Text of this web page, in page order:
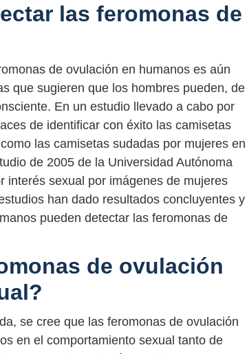
las feromonas de
de ovulación en humanos es aún
que sugieren que los hombres pueden, de
En un estudio llevado a cabo por
de identificar con éxito las camisetas
las camisetas sudadas por mujeres en
de 2005 de la Universidad Autónoma
interés sexual por imágenes de mujeres
han dado resultados concluyentes y
pueden detectar las feromonas de
de ovulación
se cree que las feromonas de ovulación
en el comportamiento sexual tanto de